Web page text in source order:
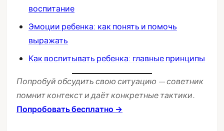
воспитание
Эмоции ребенка: как понять и помочь
выражать
Как воспитывать ребенка: главные принципы
Попробуй обсудить свою ситуацию — советник
помнит контекст и даёт конкретные тактики.
Попробовать бесплатно →